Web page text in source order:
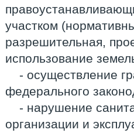
участком
разрешительная,
использование
- осуществление
федерального
- нарушение
организации и